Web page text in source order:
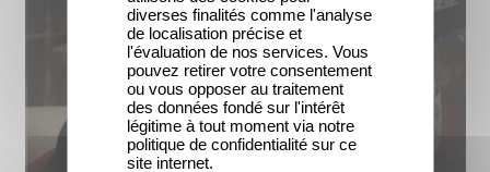
diverses finalités comme l'analyse
de localisation précise et
l'évaluation de nos services. Vous
pouvez retirer votre consentement
ou vous opposer au traitement
des données fondé sur l'intérêt
légitime à tout moment via notre
politique de confidentialité sur ce
site internet.